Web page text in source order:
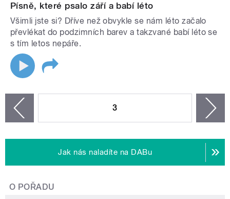
Písně, které psalo září a babí léto
Všimli jste si? Dříve než obvykle se nám léto začalo
převlékat do podzimních barev a takzvané babí léto se
s tím letos nepáře.
3
Jak nás naladíte na DABu
O POŘADU